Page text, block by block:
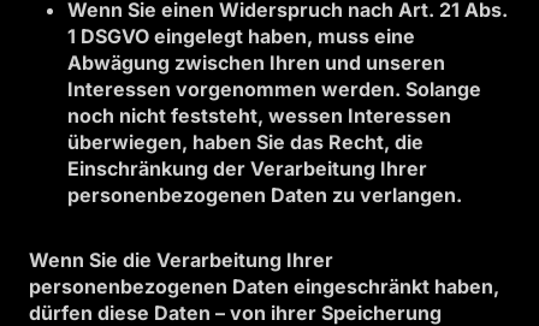
Wenn Sie einen Widerspruch nach Art. 21 Abs.
1 DSGVO eingelegt haben, muss eine
Abwägung zwischen Ihren und unseren
Interessen vorgenommen werden. Solange
noch nicht feststeht, wessen Interessen
überwiegen, haben Sie das Recht, die
Einschränkung der Verarbeitung Ihrer
personenbezogenen Daten zu verlangen.
Wenn Sie die Verarbeitung Ihrer
personenbezogenen Daten eingeschränkt haben,
dürfen diese Daten – von ihrer Speicherung